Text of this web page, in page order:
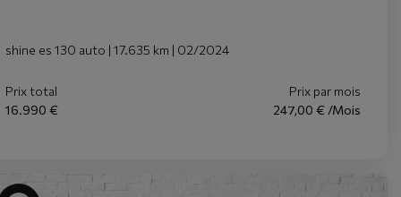
shine es 130 auto | 17.635 km | 02/2024
Prix total
16.990 €
Prix par mois
247,00 € /Mois